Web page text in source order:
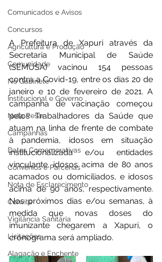
Comunicados e Avisos
Concursos
Agricultura e Produção
Comunidade
No Gabinete
Institucional e Governo
Nota Pesar
Campanhas
Datas Comemorativas
Convênios e Parcerias
Nota de Esclarecimento
Convite
Vigilância Sanitária
Licitações
Alagação e Enchente
A Prefeitura de Xapuri através da
Secretaria Municipal de Saúde
(SEMUSA) vacinou 154 pessoas
contra a Covid-19, entre os dias 20 de
janeiro e 10 de fevereiro de 2021. A
campanha de vacinação começou
pelos Trabalhadores da Saúde que
atuam na linha de frente de combate
à pandemia, idosos em situação
institucionalizada e/ou entidades
vinculante, idosos acima de 80 anos
acamados ou domiciliados, e idosos
acima de 90 anos, respectivamente.
Nos próximos dias e/ou semanas, à
medida que novas doses do
imunizante chegarem a Xapuri, o
cronograma será ampliado.